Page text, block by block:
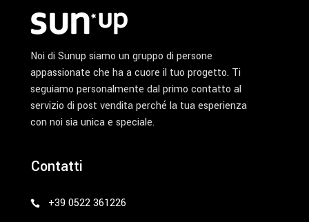
Noi di Sunup siamo un gruppo di persone
appassionate che ha a cuore il tuo progetto. Ti
seguiamo personalmente dal primo contatto al
servizio di post vendita perché la tua esperienza
con noi sia unica e speciale.
Contatti
+39 0522 361226